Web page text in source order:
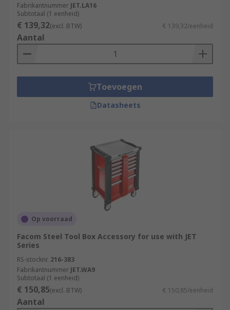
Fabrikantnummer JET.LA16
Subtotaal (1 eenheid)
€ 139,32(excl. BTW) € 139,32/eenheid
Aantal
Toevoegen
Datasheets
Op voorraad
Facom Steel Tool Box Accessory for use with JET
Series
RS-stocknr. 216-383
Fabrikantnummer JET.WA9
Subtotaal (1 eenheid)
€ 150,85(excl. BTW) € 150,85/eenheid
Aantal